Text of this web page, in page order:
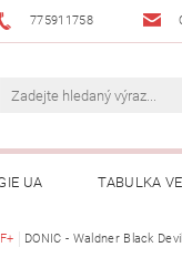
775911758
UA TABULKA
DONIC - Waldner Black